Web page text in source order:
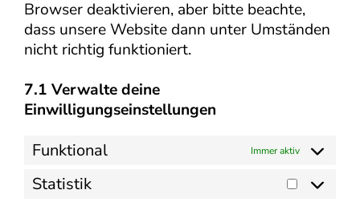
Browser deaktivieren, aber bitte beachte,
dass unsere Website dann unter Umständen
nicht richtig funktioniert.
7.1 Verwalte deine
Einwilligungseinstellungen
Funktional Immer aktiv
Statistik Statistik